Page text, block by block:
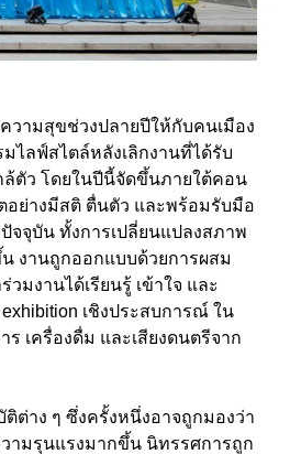
วามสุขช่วงปลายปีให้กับคนเมือง
ไลฟ์สไตล์หลังเลิกงานที่ได้รับ
ล้ตัว โดยในปีนี้จัดขึ้นภายใต้คอน
ย่างมีสติ ตื่นตัว และพร้อมรับมือ
จุบัน ทั้งการเปลี่ยนแปลงสภาพ
งานถูกออกแบบด้วยการผสม
มงานได้เรียนรู้ เข้าใจ และ
เชิงประสบการณ์ ใน
เครื่องดื่ม และเสียงดนตรีจาก
ต่าง ๆ ซึ่งครั้งหนึ่งอาจถูกมองว่า
ามรุนแรงมากขึ้น นิทรรศการถูก